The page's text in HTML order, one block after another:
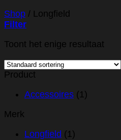
Shop / Longfield
Filter
Toont het enige resultaat
Product
Accessoires (1)
Merk
Longfield (1)